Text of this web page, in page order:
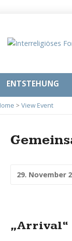
ENTSTEHUNG
> View Event
29. November
„Arrival“